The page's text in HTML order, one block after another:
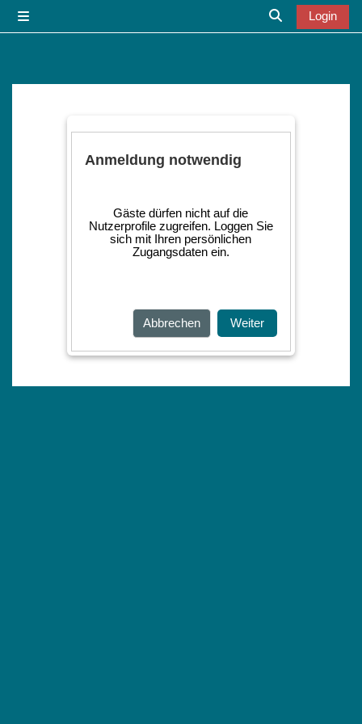
Sucheingabe
Login
Anmeldung notwendig
Gäste dürfen nicht auf die
Nutzerprofile zugreifen. Loggen Sie
sich mit Ihren persönlichen
Zugangsdaten ein.
Abbrechen Weiter